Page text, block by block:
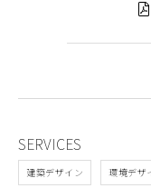
SERVICES
建築デザイン 環境デザ